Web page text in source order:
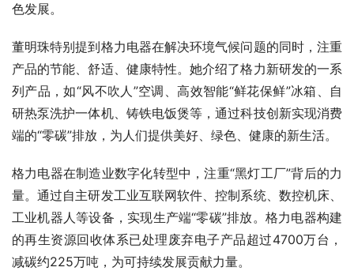
色发展。
董明珠特别提到格力电器在解决环境气候问题的同时，注重
产品的节能、舒适、健康特性。她介绍了格力新研发的一系
列产品，如“风不吹人”空调、高效智能“鲜花保鲜”冰箱、自
研热泵洗护一体机、铸铁电饭煲等，通过科技创新实现消费
端的“零碳”排放，为人们提供美好、绿色、健康的新生活。
格力电器在制造业数字化转型中，注重“黑灯工厂”背后的力
量。通过自主研发工业互联网软件、控制系统、数控机床、
工业机器人等设备，实现生产端“零碳”排放。格力电器构建
的再生资源回收体系已处理废弃电子产品超过4700万台，
减碳约225万吨，为可持续发展贡献力量。